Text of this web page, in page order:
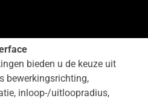
bieden u de keuze uit
bewerkingsrichting,
inloop-/uitloopradius,